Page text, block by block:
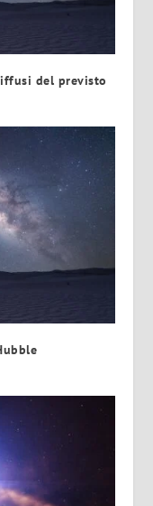
del previsto